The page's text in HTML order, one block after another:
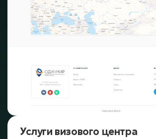
Услуги визового центра